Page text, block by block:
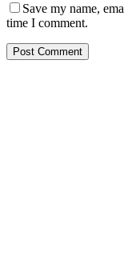
Save my name,
time I comment.